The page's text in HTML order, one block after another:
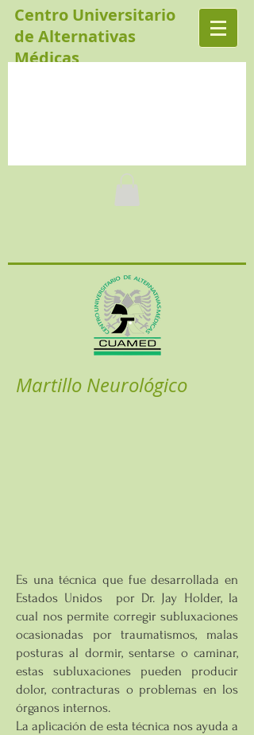
Centro Universitario
de Alternativas
Médicas
Martillo Neurológico
Es una técnica que fue desarrollada en
Estados Unidos por Dr. Jay Holder, la
cual nos permite corregir subluxaciones
ocasionadas por traumatismos, malas
posturas al dormir, sentarse o caminar,
estas subluxaciones pueden producir
dolor, contracturas o problemas en los
órganos internos.
La aplicación de esta técnica nos ayuda a